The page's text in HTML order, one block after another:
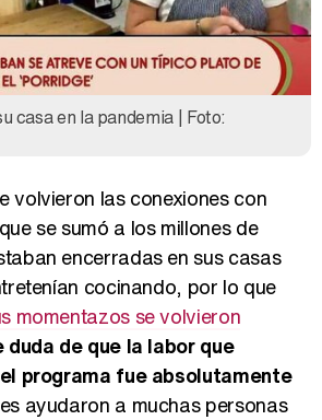
casa en la pandemia | Foto:
volvieron las conexiones con
se sumó a los millones de
encerradas en sus casas
cocinando, por lo que
momentazos se volvieron
duda de que la labor que
programa fue absolutamente
ayudaron a muchas personas